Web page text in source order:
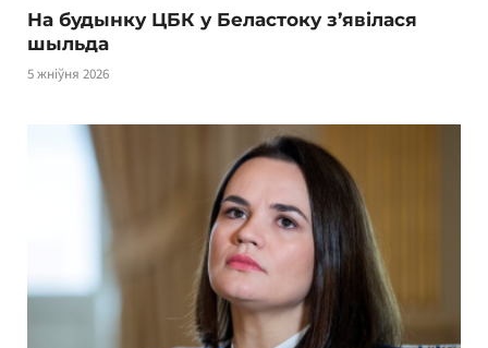
На будынку ЦБК у Беластоку з’явілася
шыльда
5 жніўня 2026